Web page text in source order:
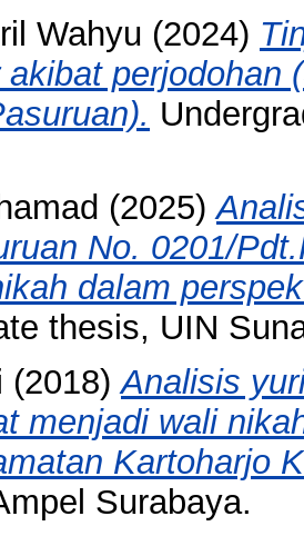
Wahyu (2024)
perjodohan
(2025)
No. 0201/
dalam
thesis, UIN
(2018)Analisis
menjadi wali
Kartoharjo
Surabaya.